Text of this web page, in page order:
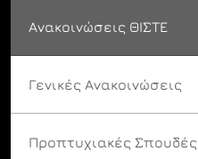
Ανακοινώσεις ΘΙΣΤΕ
Γενικές Ανακοινώσεις
Προπτυχιακές Σπουδές